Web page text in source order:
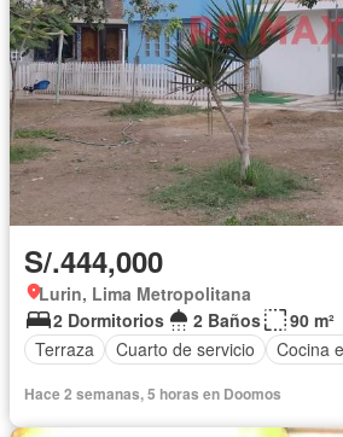
S/.444,000
Lurin, Lima Metropolitana
2 Dormitorios
2 Baños
90 m²
Terraza
Cuarto de servicio Cocina
Hace 2 semanas, 5 horas en Doomos